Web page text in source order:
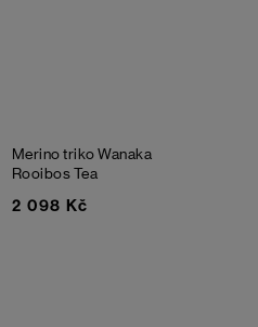
Merino triko Wanaka
Rooibos Tea
2 098 Kč